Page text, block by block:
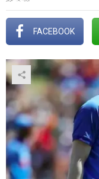
FACEBOOK